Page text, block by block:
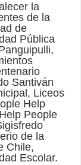
la
de la
de
Pública
Santiván
Liceos
Help
People
de la
Chile,
Escolar.